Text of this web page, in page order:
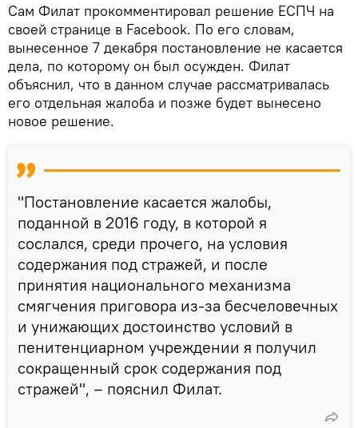
Сам Филат прокомментировал решение ЕСПЧ на
своей странице в Facebook. По его словам,
вынесенное 7 декабря постановление не касается
дела, по которому он был осужден. Филат
объяснил, что в данном случае рассматривалась
его отдельная жалоба и позже будет вынесено
новое решение.
"Постановление касается жалобы,
поданной в 2016 году, в которой я
сослался, среди прочего, на условия
содержания под стражей, и после
принятия национального механизма
смягчения приговора из-за бесчеловечных
и унижающих достоинство условий в
пенитенциарном учреждении я получил
сокращенный срок содержания под
стражей", – пояснил Филат.